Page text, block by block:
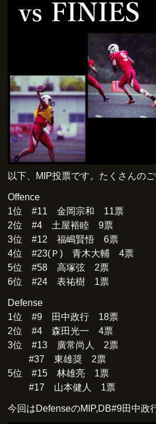
以下、MIP投票です。たくさんの
Offence
1位 #11 金岡宗和 11票
2位 #4 土屋裕睦 9票
3位 #12 福嶋賢悟 6票
4位 #23(Ｐ) 青木大輔 4票
5位 #58 高塚弦 2票
6位 #24 表祐樹 1票
Defense
1位 #9 田中政行 18票
2位 #4 森田光一 4票
3位 #13 廣常尚人 2票
#37 東雄奨 2票
5位 #15 林雄亮 1票
#17 山本健人 1票
今回はDefenseのMIP,DB#9田中政